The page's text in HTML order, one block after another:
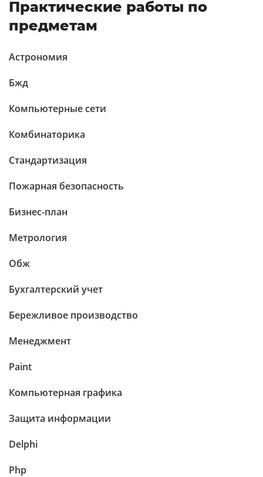
Практические работы по
предметам
Астрономия
Бжд
Компьютерные сети
Комбинаторика
Стандартизация
Пожарная безопасность
Бизнес-план
Метрология
Обж
Бухгалтерский учет
Бережливое производство
Менеджмент
Paint
Компьютерная графика
Защита информации
Delphi
Php